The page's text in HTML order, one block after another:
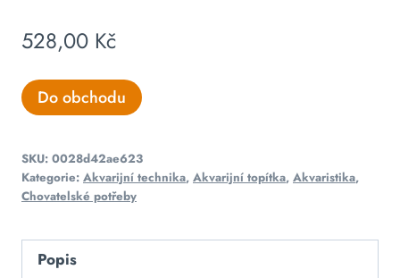
528,00 Kč
Do obchodu
SKU: 0028d42ae623
Kategorie: Akvarijní technika, Akvarijní topítka, Akvaristika,
Chovatelské potřeby
Popis